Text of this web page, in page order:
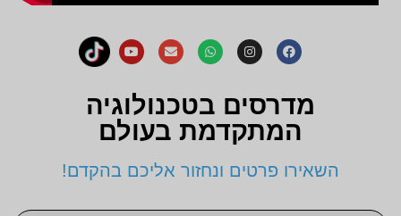
מדרסים בטכנולוגיה
המתקדמת בעולם
השאירו פרטים ונחזור אליכם בהקדם!